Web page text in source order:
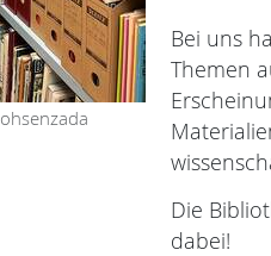
Bei uns
Themen
Die
dabei!